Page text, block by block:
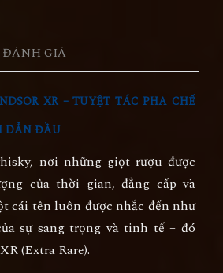
ĐÁNH GIÁ
XR – TUYỆT TÁC PHA CHẾ
DẪN ĐẦU
nơi những giọt rượu được
của thời gian, đẳng cấp và
cái tên luôn được nhắc đến như
sự sang trọng và tinh tế– đó
(Extra Rare).